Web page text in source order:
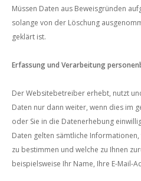
Müssen Daten aus Beweisgründen
solange von der Löschung
geklärt ist.
Erfassung und Verarbeitung
Der Websitebetreiber erhebt, nutzt
Daten nur dann weiter, wenn dies im
oder Sie in die Datenerhebung
Daten gelten sämtliche
zu bestimmen und welche zu Ihnen
beispielsweise Ihr Name, Ihre E-Mail-